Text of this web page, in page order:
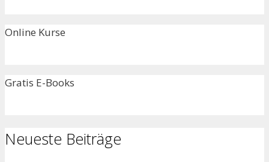
Online Kurse
Gratis E-Books
Neueste Beiträge